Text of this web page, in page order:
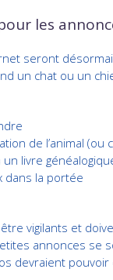
les
seront
un chat ou un
de l’animal (ou
un livre
dans la portée
vigilants et
annonces se
devraient